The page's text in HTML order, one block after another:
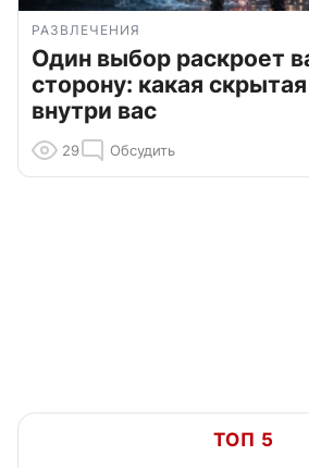
РАЗВЛЕЧЕНИЯ
Один выбор раскроет
сторону: какая
внутри вас
29 Обсудить
ТОП 5